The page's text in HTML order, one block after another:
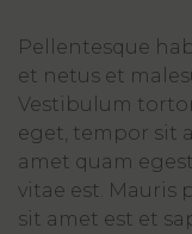
Pellentesque
et netus et
Vestibulum
eget, tempor sit
amet quam
vitae est. Mauris
sit amet est et